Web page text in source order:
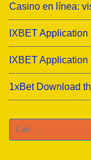
Casino en línea:
IXBET
IXBET
1xBet Download
Cari
untuk: